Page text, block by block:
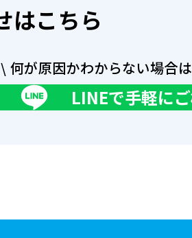
はこちら
\ 何が原因かわからない場合
LINEで手軽に